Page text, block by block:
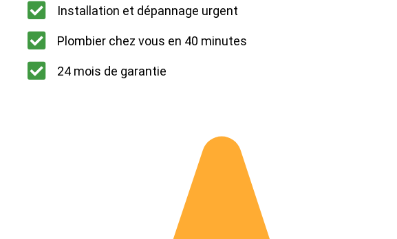
Installation et dépannage urgent
Plombier chez vous en 40 minutes
24 mois de garantie